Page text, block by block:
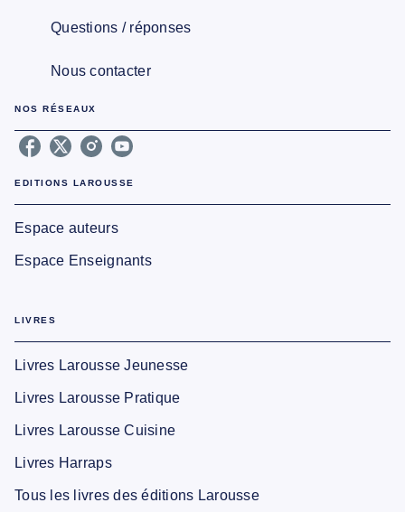
Questions / réponses
Nous contacter
NOS RÉSEAUX
EDITIONS LAROUSSE
Espace auteurs
Espace Enseignants
LIVRES
Livres Larousse Jeunesse
Livres Larousse Pratique
Livres Larousse Cuisine
Livres Harraps
Tous les livres des éditions Larousse